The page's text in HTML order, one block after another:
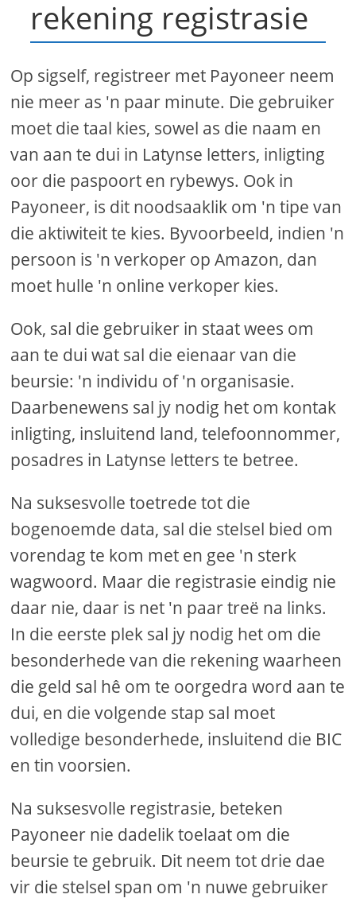
rekening registrasie
Op sigself, registreer met Payoneer neem
nie meer as 'n paar minute. Die gebruiker
moet die taal kies, sowel as die naam en
van aan te dui in Latynse letters, inligting
oor die paspoort en rybewys. Ook in
Payoneer, is dit noodsaaklik om 'n tipe van
die aktiwiteit te kies. Byvoorbeeld, indien 'n
persoon is 'n verkoper op Amazon, dan
moet hulle 'n online verkoper kies.
Ook, sal die gebruiker in staat wees om
aan te dui wat sal die eienaar van die
beursie: 'n individu of 'n organisasie.
Daarbenewens sal jy nodig het om kontak
inligting, insluitend land, telefoonnommer,
posadres in Latynse letters te betree.
Na suksesvolle toetrede tot die
bogenoemde data, sal die stelsel bied om
vorendag te kom met en gee 'n sterk
wagwoord. Maar die registrasie eindig nie
daar nie, daar is net 'n paar treë na links.
In die eerste plek sal jy nodig het om die
besonderhede van die rekening waarheen
die geld sal hê om te oorgedra word aan te
dui, en die volgende stap sal moet
volledige besonderhede, insluitend die BIC
en tin voorsien.
Na suksesvolle registrasie, beteken
Payoneer nie dadelik toelaat om die
beursie te gebruik. Dit neem tot drie dae
vir die stelsel span om 'n nuwe gebruiker